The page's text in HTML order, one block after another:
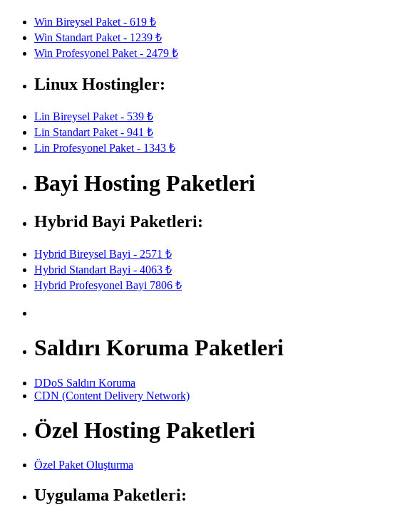
Win Bireysel Paket - 619 ₺
Win Standart Paket - 1239 ₺
Win Profesyonel Paket - 2479 ₺
Linux Hostingler:
Lin Bireysel Paket - 539 ₺
Lin Standart Paket - 941 ₺
Lin Profesyonel Paket - 1343 ₺
Bayi Hosting Paketleri
Hybrid Bayi Paketleri:
Hybrid Bireysel Bayi - 2571 ₺
Hybrid Standart Bayi - 4063 ₺
Hybrid Profesyonel Bayi 7806 ₺
Saldırı Koruma Paketleri
DDoS Saldırı Koruma
CDN (Content Delivery Network)
Özel Hosting Paketleri
Özel Paket Oluşturma
Uygulama Paketleri: